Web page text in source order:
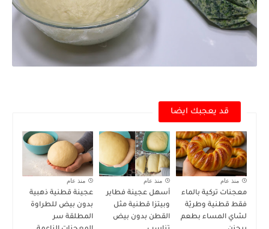
قد يعجبك ايضا
منذ عام
معجنات تركية بالماء
فقط قطنية وطريّة
لشاي المساء بطعم
منذ عام
أسهل عجينة فطاير
وبيتزا قطنية مثل
القطن بدون بيض
منذ عام
عجينة قطنية ذهبية
بدون بيض للطراوة
المطلقة سر